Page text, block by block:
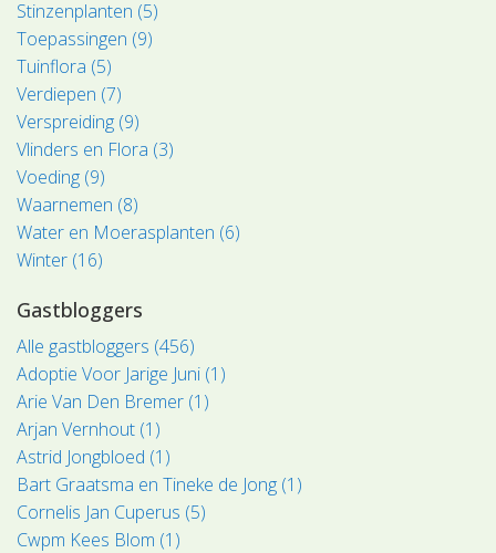
Stinzenplanten (5)
Toepassingen (9)
Tuinflora (5)
Verdiepen (7)
Verspreiding (9)
Vlinders en Flora (3)
Voeding (9)
Waarnemen (8)
Water en Moerasplanten (6)
Winter (16)
Gastbloggers
Alle gastbloggers (456)
Adoptie Voor Jarige Juni (1)
Arie Van Den Bremer (1)
Arjan Vernhout (1)
Astrid Jongbloed (1)
Bart Graatsma en Tineke de Jong (1)
Cornelis Jan Cuperus (5)
Cwpm Kees Blom (1)